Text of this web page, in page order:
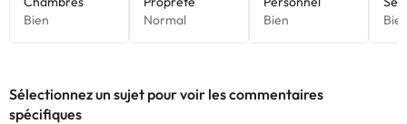
Certains des services indiqués peuvent être payants. Vous
avez des questions, contactez-nous.
Sélectionnez un sujet pour voir les commentaires
spécifiques